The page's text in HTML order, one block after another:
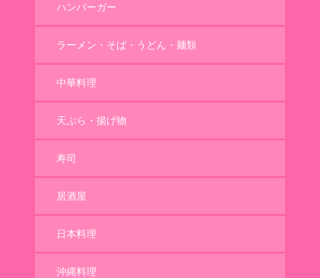
ハンバーガー
ラーメン・そば・うどん・麺類
中華料理
天ぷら・揚げ物
寿司
居酒屋
日本料理
沖縄料理